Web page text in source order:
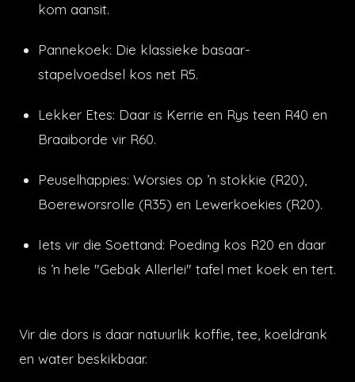
kom aansit.
Pannekoek: Die klassieke basaar-
stapelvoedsel kos net R5.
Lekker Etes: Daar is Kerrie en Rys teen R40 en
Braaiborde vir R60.
Peuselhappies: Worsies op ’n stokkie (R20),
Boereworsrolle (R35) en Lewerkoekies (R20).
Iets vir die Soettand: Poeding kos R20 en daar
is ’n hele "Gebak Allerlei" tafel met koek en tert.
Vir die dors is daar natuurlik koffie, tee, koeldrank
en water beskikbaar.